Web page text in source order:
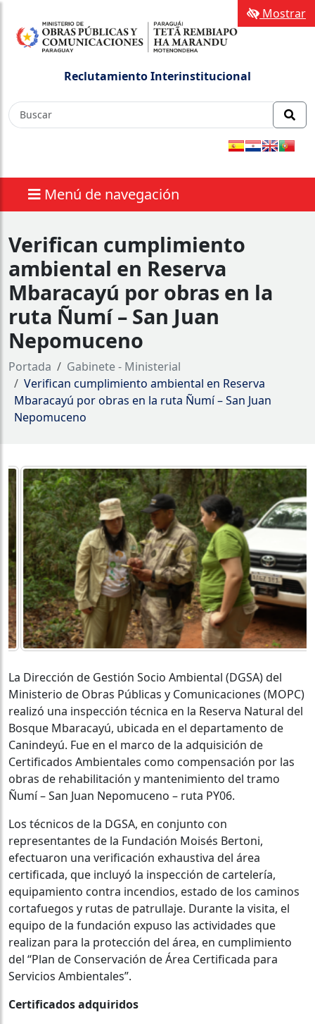
Reclutamiento Interinstitucional
Menú de navegación
Mostrar
Verifican cumplimiento
ambiental en Reserva
Mbaracayú por obras en la
ruta Ñumí – San Juan
Nepomuceno
Portada
Gabinete - Ministerial
Verifican cumplimiento ambiental en Reserva
Mbaracayú por obras en la ruta Ñumí – San Juan
Nepomuceno
La Dirección de Gestión Socio Ambiental (DGSA) del
Ministerio de Obras Públicas y Comunicaciones (MOPC)
realizó una inspección técnica en la Reserva Natural del
Bosque Mbaracayú, ubicada en el departamento de
Canindeyú. Fue en el marco de la adquisición de
Certificados Ambientales como compensación por las
obras de rehabilitación y mantenimiento del tramo
Ñumí – San Juan Nepomuceno – ruta PY06.
Los técnicos de la DGSA, en conjunto con
representantes de la Fundación Moisés Bertoni,
efectuaron una verificación exhaustiva del área
certificada, que incluyó la inspección de cartelería,
equipamiento contra incendios, estado de los caminos
cortafuegos y rutas de patrullaje. Durante la visita, el
equipo de la fundación expuso las actividades que
realizan para la protección del área, en cumplimiento
del “Plan de Conservación de Área Certificada para
Servicios Ambientales”.
Certificados adquiridos